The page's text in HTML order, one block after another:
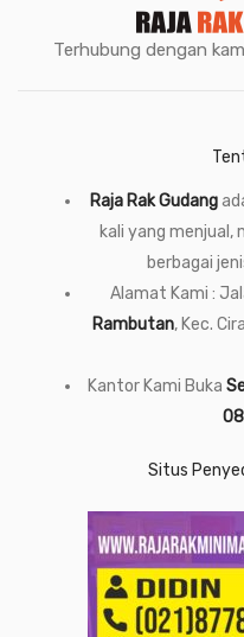
Terhubung dengan
Raja Rak Gudang
kali yang menjual,
berbagai
Alamat Kami :
Rambutan, Kec.
Kantor Kami Buka
Situs